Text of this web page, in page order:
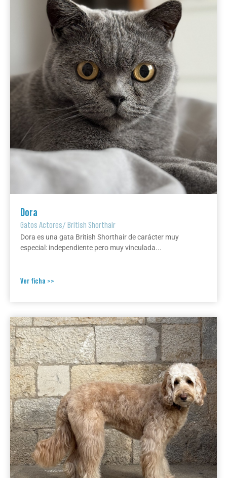
Dora
Gatos Actores/British Shorthair
Dora es una gata British Shorthair de carácter muy
especial: independiente pero muy vinculada...
Ver ficha >>